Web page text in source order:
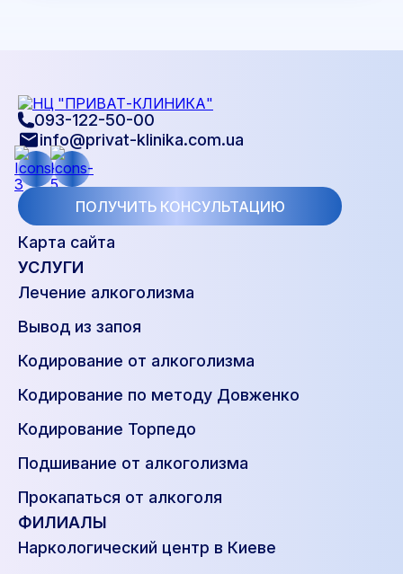
093-122-50-00
info@privat-klinika.com.ua
ПОЛУЧИТЬ КОНСУЛЬТАЦИЮ
Карта сайта
УСЛУГИ
Лечение алкоголизма
Вывод из запоя
Кодирование от алкоголизма
Кодирование по методу Довженко
Кодирование Торпедо
Подшивание от алкоголизма
Прокапаться от алкоголя
ФИЛИАЛЫ
Наркологический центр в Киеве